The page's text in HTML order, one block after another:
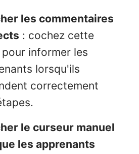
les commentaires
: cochez cette
pour informer les
lorsqu'ils
correctement
le curseur manuel
les apprenants